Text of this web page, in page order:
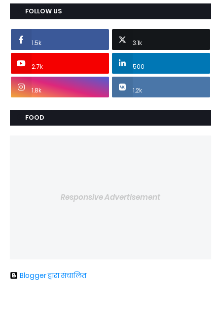
FOLLOW US
1.5k 3.1k
2.7k 500
1.8k 1.2k
FOOD
Responsive Advertisement
Blogger द्वारा संचालित